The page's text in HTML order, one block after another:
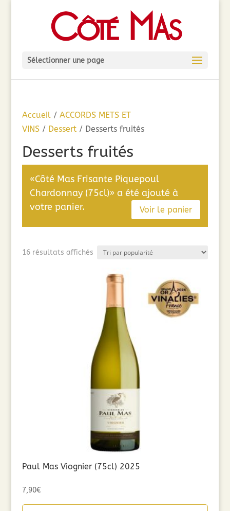
Sélectionner une page
Accueil/ ACCORDS METS ET
VINS/ Dessert/ Desserts fruités
Desserts fruités
«Côté Mas Frisante Piquepoul
Chardonnay (75cl)» a été ajouté à
votre panier.
Voir le panier
16 résultats affichésTrié
popularité
Paul Mas Viognier (75cl) 2025
7,90€